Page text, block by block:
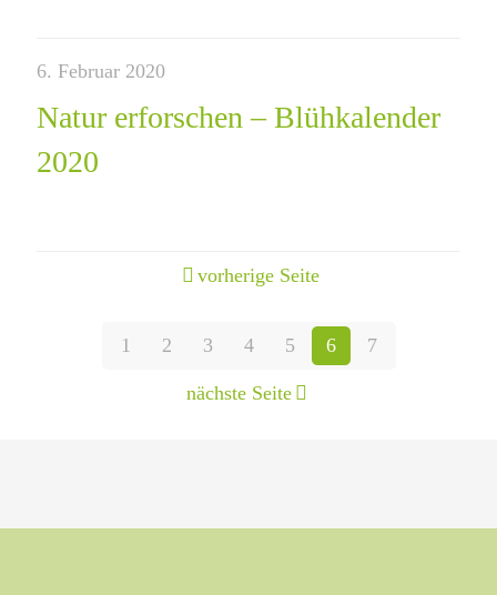
6. Februar 2020
Natur erforschen – Blühkalender
2020
vorherige Seite
1 2 3 4 5 6 7
nächste Seite